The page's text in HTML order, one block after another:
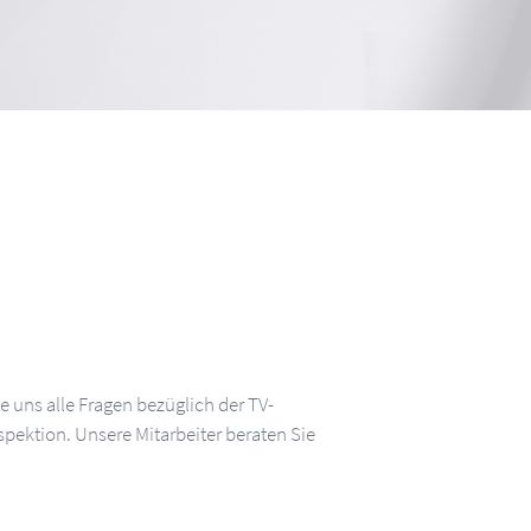
uns alle Fragen bezüglich der TV-
Unsere Mitarbeiter beraten Sie